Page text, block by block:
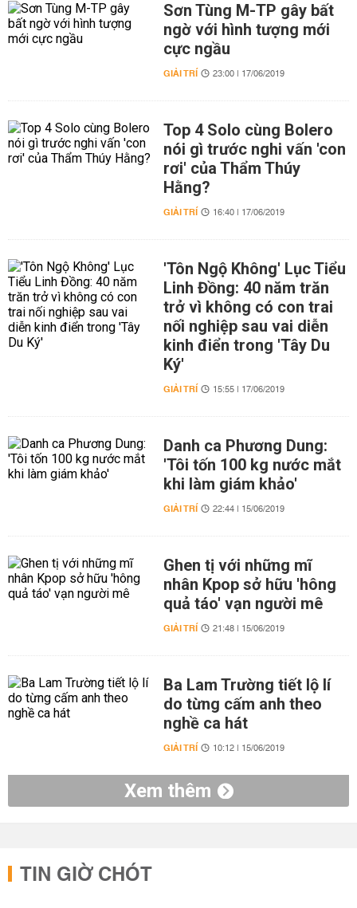
Sơn Tùng M-TP gây bất
ngờ với hình tượng mới
cực ngầu
GIẢI TRÍ 23:00 | 17/06/2019
Top 4 Solo cùng Bolero
nói gì trước nghi vấn 'con
rơi' của Thẩm Thúy
Hằng?
GIẢI TRÍ 16:40 | 17/06/2019
'Tôn Ngộ Không' Lục Tiểu
Linh Đồng: 40 năm trăn
trở vì không có con trai
nối nghiệp sau vai diễn
kinh điển trong 'Tây Du
Ký'
GIẢI TRÍ 15:55 | 17/06/2019
Danh ca Phương Dung:
'Tôi tốn 100 kg nước mắt
khi làm giám khảo'
GIẢI TRÍ 22:44 | 15/06/2019
Ghen tị với những mĩ
nhân Kpop sở hữu 'hông
quả táo' vạn người mê
GIẢI TRÍ 21:48 | 15/06/2019
Ba Lam Trường tiết lộ lí
do từng cấm anh theo
nghề ca hát
GIẢI TRÍ 10:12 | 15/06/2019
Xem thêm
TIN GIỜ CHÓT